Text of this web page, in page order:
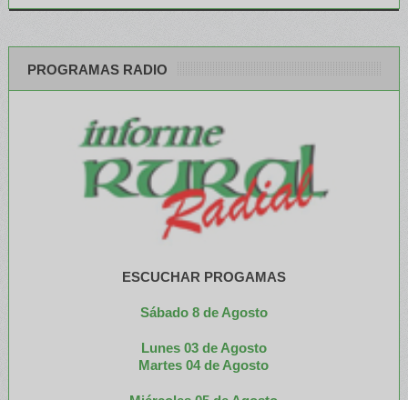
PROGRAMAS RADIO
ESCUCHAR PROGAMAS
Sábado 8 de Agosto
Lunes 03 de Agosto
Martes 04 de Agosto